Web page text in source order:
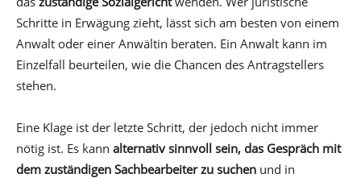
Schritte in Erwägung zieht, lässt sich am besten von einem
Anwalt oder einer Anwältin beraten. Ein Anwalt kann im
Einzelfall beurteilen, wie die Chancen des Antragstellers
stehen.
Eine Klage ist der letzte Schritt, der jedoch nicht immer
nötig ist. Es kann alternativ sinnvoll sein, das Gespräch mit
dem zuständigen Sachbearbeiter zu suchen und in